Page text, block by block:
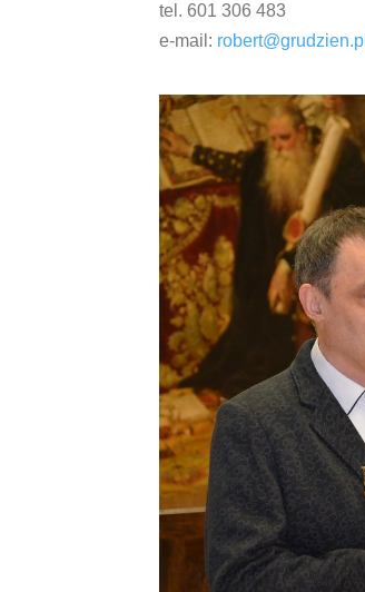
tel. 601 306 483
e-mail: robert@grudzien.pl